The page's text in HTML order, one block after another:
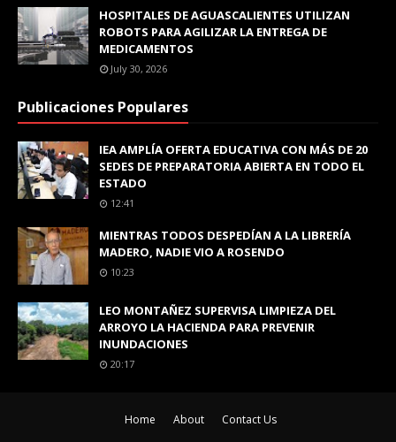
HOSPITALES DE AGUASCALIENTES UTILIZAN
ROBOTS PARA AGILIZAR LA ENTREGA DE
MEDICAMENTOS
July 30, 2026
Publicaciones Populares
IEA AMPLÍA OFERTA EDUCATIVA CON MÁS DE 20
SEDES DE PREPARATORIA ABIERTA EN TODO EL
ESTADO
12:41
MIENTRAS TODOS DESPEDÍAN A LA LIBRERÍA
MADERO, NADIE VIO A ROSENDO
10:23
LEO MONTAÑEZ SUPERVISA LIMPIEZA DEL
ARROYO LA HACIENDA PARA PREVENIR
INUNDACIONES
20:17
Home About
Contact Us